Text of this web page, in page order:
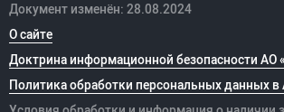
Документ изменён: 28.08.2024
О сайте
Доктрина информационной безопасности АО
Политика обработки персональных данных